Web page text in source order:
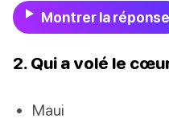
Montrer la réponse
2. Qui a volé le
Maui